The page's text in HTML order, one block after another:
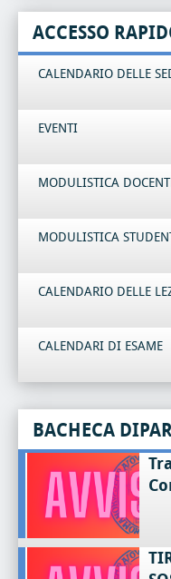
ACCESSO
CALENDARIO DELLE
EVENTI
MODULISTICA
MODULISTICA
CALENDARIO DELLE
CALENDARI DI ESAME
BACHECA